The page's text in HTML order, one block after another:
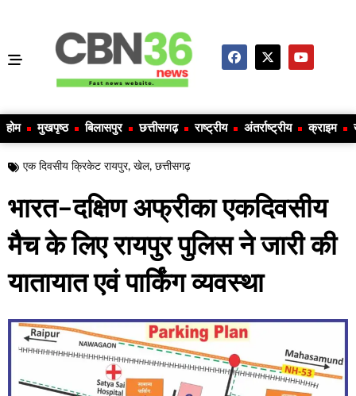
होम मुखपृष्ठ बिलासपुर छत्तीसगढ़ राष्ट्रीय अंतर्राष्ट्रीय क्राइम
एक दिवसीय क्रिकेट रायपुर, खेल, छत्तीसगढ़
भारत–दक्षिण अफ्रीका एकदिवसीय
मैच के लिए रायपुर पुलिस ने जारी की
यातायात एवं पार्किंग व्यवस्था